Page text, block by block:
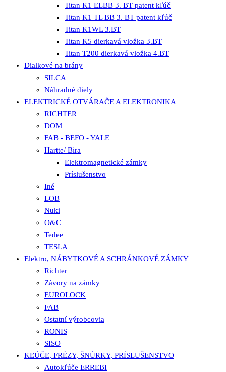
Titan K1 ELBB 3. BT patent kľúč
Titan K1 TL BB 3. BT patent kľúč
Titan K1WL 3.BT
Titan K5 dierkavá vložka 3.BT
Titan T200 dierkavá vložka 4.BT
Dialkové na brány
SILCA
Náhradné diely
ELEKTRICKÉ OTVÁRAČE A ELEKTRONIKA
RICHTER
DOM
FAB - BEFO - YALE
Hartte/ Bira
Elektromagnetické zámky
Príslušenstvo
Iné
LOB
Nuki
O&C
Tedee
TESLA
Elektro, NÁBYTKOVÉ A SCHRÁNKOVÉ ZÁMKY
Richter
Závory na zámky
EUROLOCK
FAB
Ostatní výrobcovia
RONIS
SISO
KĽÚČE, FRÉZY, ŠNÚRKY, PRÍSLUŠENSTVO
Autokľúče ERREBI